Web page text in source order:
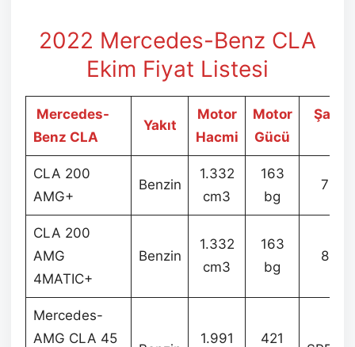
2022 Mercedes-Benz CLA
Ekim Fiyat Listesi
Mercedes-
Benz CLA
Yakıt
Motor
Hacmi
Motor
Gücü
CLA 200
AMG+
Benzin
1.332
cm3
163
bg
7G-
CLA 200
AMG
4MATIC+
Benzin
1.332
cm3
163
bg
8G-
Mercedes-
AMG CLA 45
1.991
421